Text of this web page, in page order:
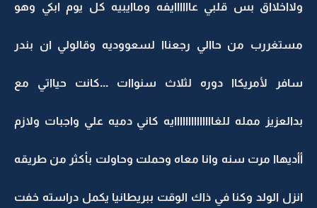
ولااخلااق بس قلبي عاااااايفه وماايبيه كل يوم ابكي وهو
مستغررب من حاالي رجعناا لسعووديه وقالولي ان بندر
سافر لأمريكاا دوره لثلاث سنواات ...كانت حيااتي مع
بدالعزيز ممله للغاااااااااااااايه كاني دميه علي واجبات ولازم
أأديهاا مرت سنه وانا معاه وحملت وحاولت بأكثر من طريقه
انزل الولد وكنا في ذاك الوقت ببريطانيا يكمل دراسته خفت